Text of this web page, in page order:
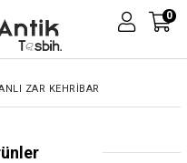
0
ZAR KEHRIBAR